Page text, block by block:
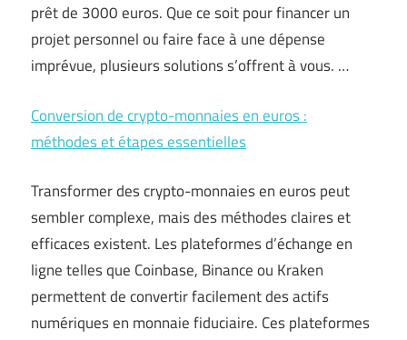
prêt de 3000 euros. Que ce soit pour financer un
projet personnel ou faire face à une dépense
imprévue, plusieurs solutions s’offrent à vous. …
Conversion de crypto-monnaies en euros :
méthodes et étapes essentielles
Transformer des crypto-monnaies en euros peut
sembler complexe, mais des méthodes claires et
efficaces existent. Les plateformes d’échange en
ligne telles que Coinbase, Binance ou Kraken
permettent de convertir facilement des actifs
numériques en monnaie fiduciaire. Ces plateformes